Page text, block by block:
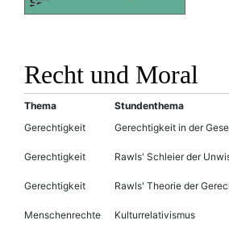
Recht und Moral
Thema
Stundenthema
Gerechtigkeit
Gerechtigkeit in der
Gerechtigkeit Rawls' Schleier der
Gerechtigkeit Rawls' Theorie der
Menschenrechte Kulturrelativismus